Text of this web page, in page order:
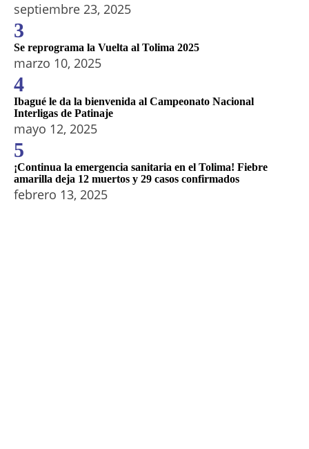
septiembre 23, 2025
3
Se reprograma la Vuelta al Tolima 2025
marzo 10, 2025
4
Ibagué le da la bienvenida al Campeonato Nacional
Interligas de Patinaje
mayo 12, 2025
5
¡Continua la emergencia sanitaria en el Tolima! Fiebre
amarilla deja 12 muertos y 29 casos confirmados
febrero 13, 2025